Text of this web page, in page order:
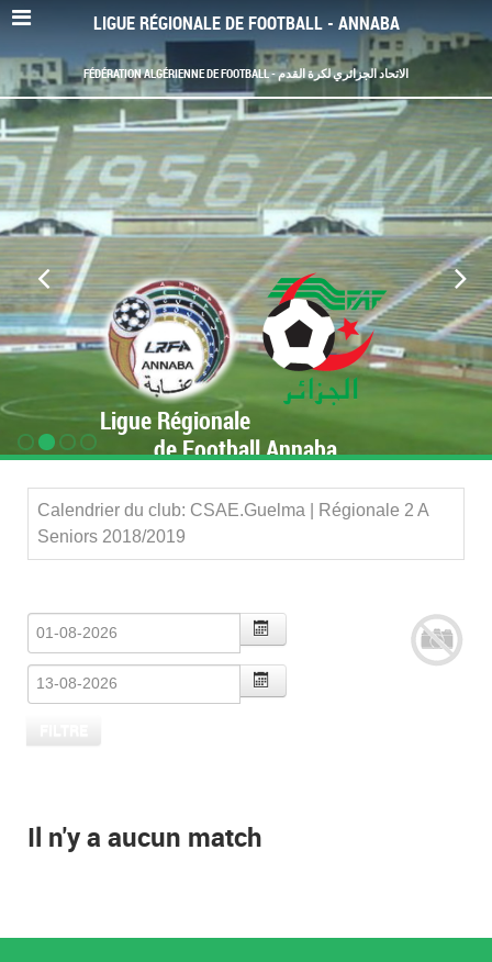
LIGUE RÉGIONALE DE FOOTBALL - ANNABA
FÉDÉRATION ALGÉRIENNE DE FOOTBALL - الاتحاد الجزائري لكرة القدم
Ligue Régionale
de Football Annaba
Calendrier du club: CSAE.Guelma | Régionale 2 A
Seniors 2018/2019
Il n'y a aucun match